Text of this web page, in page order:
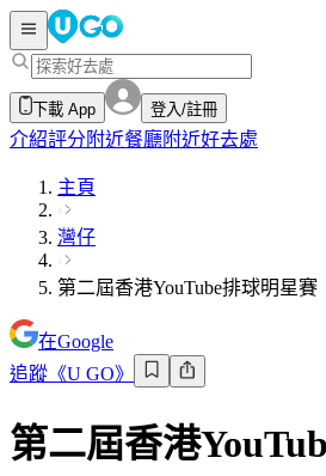
下載 App 登入/註冊
介紹評分 附近餐廳附近好去處
主頁
灣仔
第二屆香港YouTube排球明星賽
在Google
追蹤《U GO》
第二屆香港